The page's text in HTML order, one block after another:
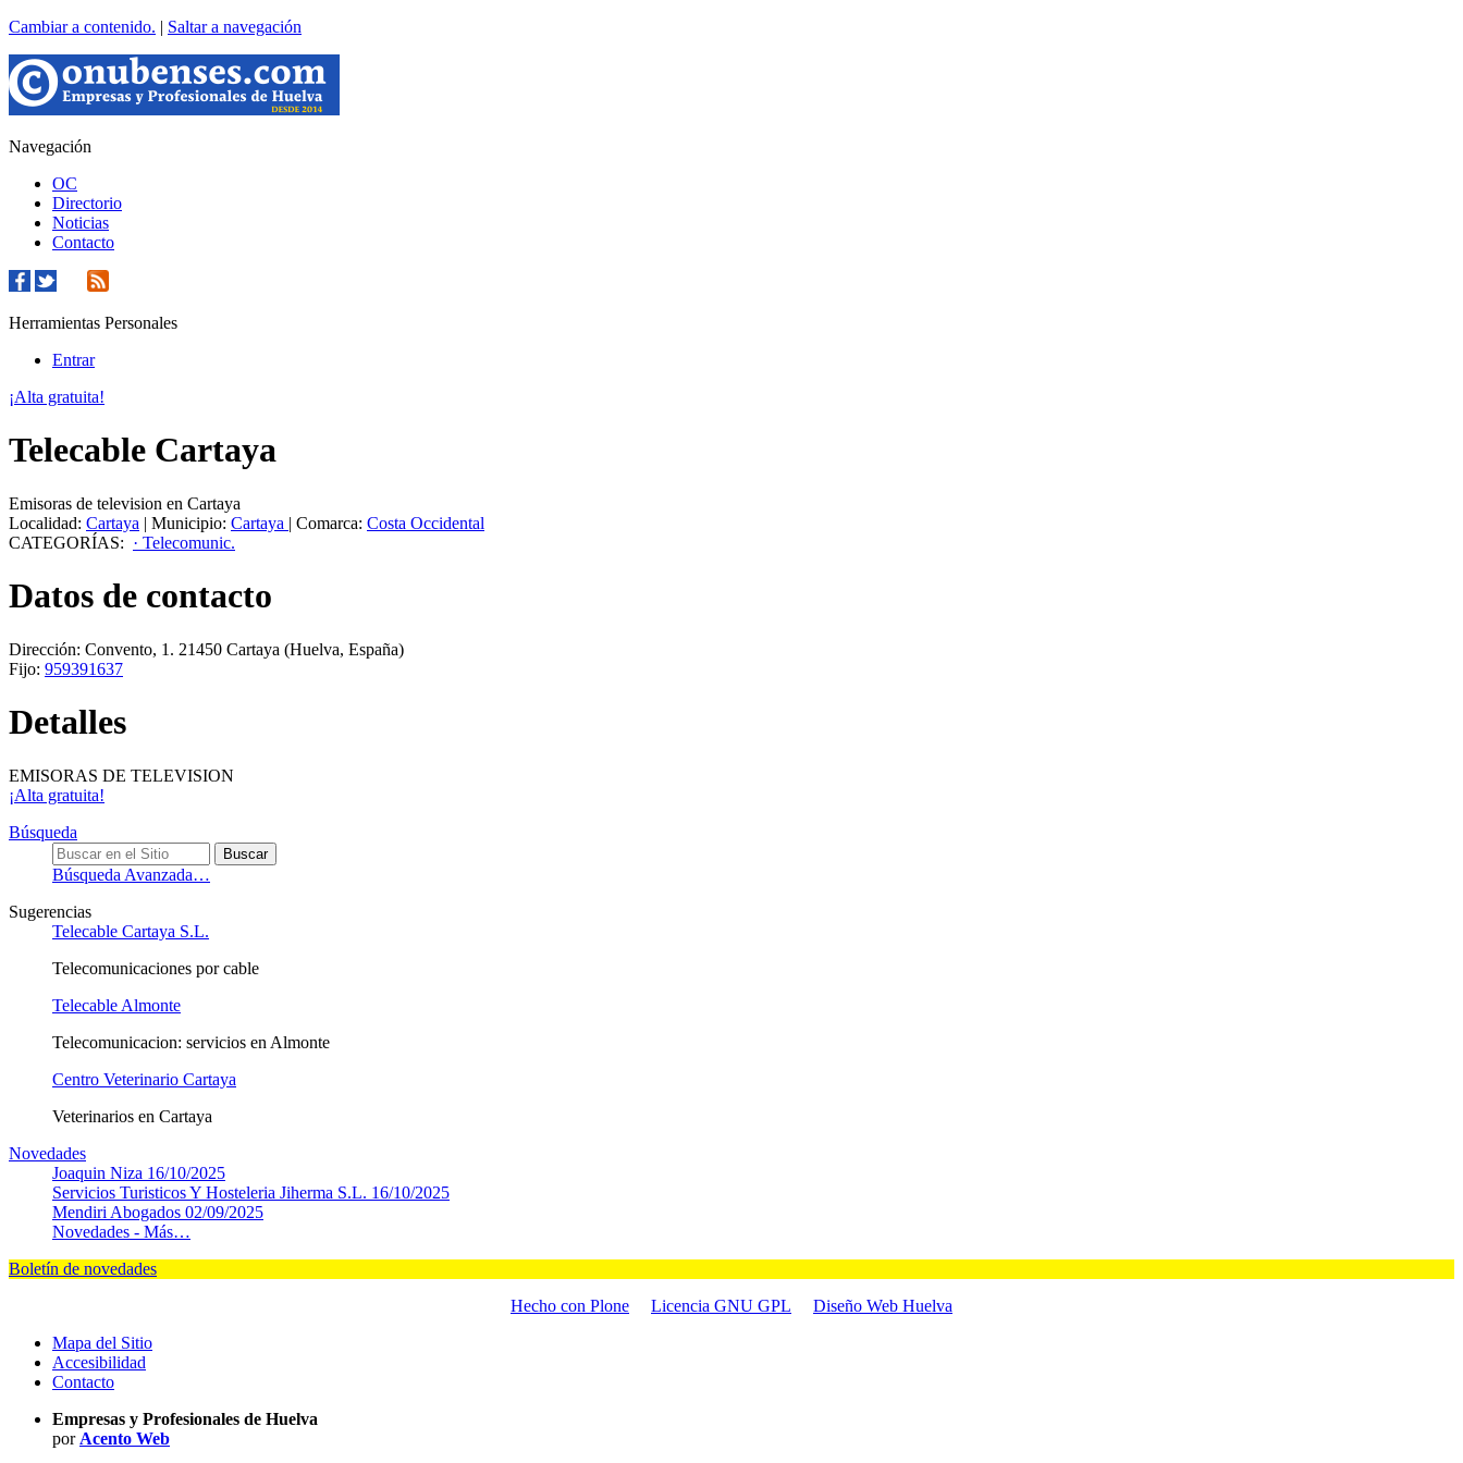
Cambiar a contenido. | Saltar a navegación
Navegación
OC
Directorio
Noticias
Contacto
Herramientas Personales
Entrar
¡Alta gratuita!
Telecable Cartaya
Emisoras de television en Cartaya
Localidad: Cartaya | Municipio: Cartaya | Comarca: Costa Occidental
CATEGORÍAS: · Telecomunic.
Datos de contacto
Dirección: Convento, 1 . 21450 Cartaya (Huelva, España)
Fijo: 959391637
Detalles
EMISORAS DE TELEVISION
¡Alta gratuita!
Búsqueda
Búsqueda Avanzada…
Sugerencias
Telecable Cartaya S.L.
Telecomunicaciones por cable
Telecable Almonte
Telecomunicacion: servicios en Almonte
Centro Veterinario Cartaya
Veterinarios en Cartaya
Novedades
Joaquin Niza 16/10/2025
Servicios Turisticos Y Hosteleria Jiherma S.L. 16/10/2025
Mendiri Abogados 02/09/2025
Novedades - Más…
Boletín de novedades
Hecho con Plone
Licencia GNU GPL
Diseño Web Huelva
Mapa del Sitio
Accesibilidad
Contacto
Empresas y Profesionales de Huelva
por Acento Web